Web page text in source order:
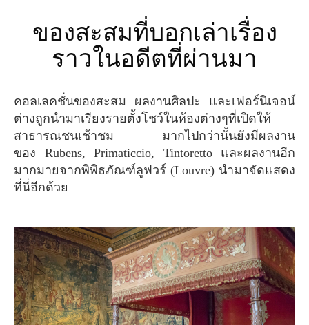
ของสะสมที่บอกเล่าเรื่อง
ราวในอดีตที่ผ่านมา
คอลเลคชั่นของสะสม ผลงานศิลปะ และเฟอร์นิเจอน์
ต่างถูกนำมาเรียงรายตั้งโชว์ในห้องต่างๆที่เปิดให้
สาธารณชนเช้าชม มากไปกว่านั้นยังมีผลงาน
ของ Rubens, Primaticcio, Tintoretto และผลงานอีก
มากมายจากพิพิธภัณฑ์ลูฟวร์ (Louvre) นำมาจัดแสดง
ที่นี่อีกด้วย